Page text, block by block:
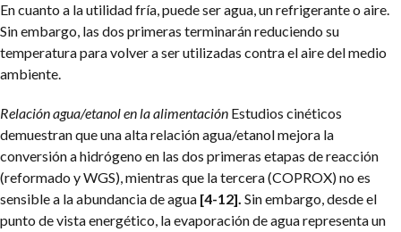
En cuanto a la utilidad fría, puede ser agua, un refrigerante o aire.
Sin embargo, las dos primeras terminarán reduciendo su
temperatura para volver a ser utilizadas contra el aire del medio
ambiente.
Relación agua/etanol en la alimentación Estudios cinéticos
demuestran que una alta relación agua/etanol mejora la
conversión a hidrógeno en las dos primeras etapas de reacción
(reformado y WGS), mientras que la tercera (COPROX) no es
sensible a la abundancia de agua [4-12]. Sin embargo, desde el
punto de vista energético, la evaporación de agua representa un